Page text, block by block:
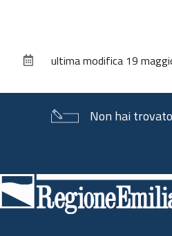
documentoultima modifica 19
Non hai
di
pagina